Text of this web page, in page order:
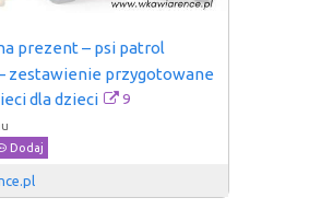
prezent – psi patrol
zestawienie przygotowane
dla dzieci
9
Dodaj